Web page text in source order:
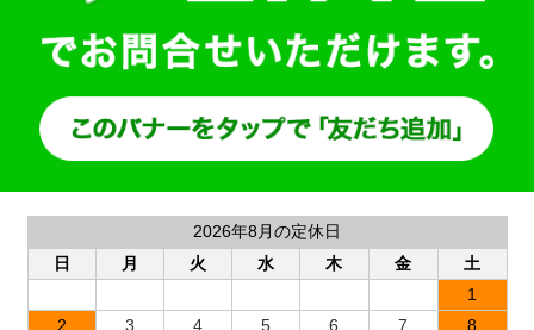
2026年8月の定休日
日
月 火 水 木 金
土
1
2
3 4 5 6 7
8